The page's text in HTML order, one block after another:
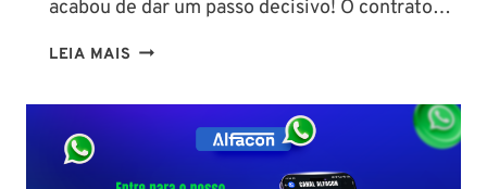
acabou de dar um passo decisivo! O contrato…
LEIA MAIS CONCURSO
SC:
CONTRATO
A